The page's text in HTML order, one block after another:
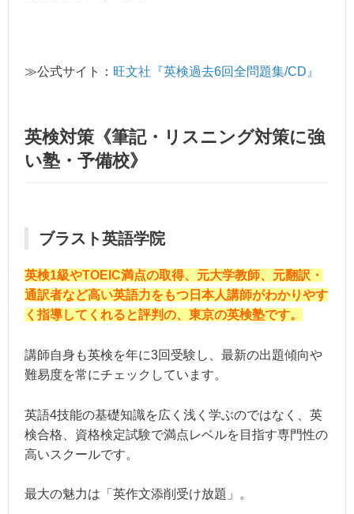
≫公式サイト： 旺文社『英検過去6回全問題集/CD』
英検対策《筆記・リスニング対策に強
い塾・予備校》
ブラスト英語学院
英検1級やTOEIC満点の取得、元大学教師、元翻訳・
通訳者など高い英語力をもつ日本人講師がわかりやす
く指導してくれると評判の、東京の英検塾です。
講師自身も英検を年に3回受験し、最新の出題傾向や
難易度を常にチェックしています。
英語4技能の基礎知識を広く浅く学ぶのではなく、英
検合格、資格検定試験で満点レベルを目指す専門性の
高いスクールです。
最大の魅力は「英作文添削受け放題」。